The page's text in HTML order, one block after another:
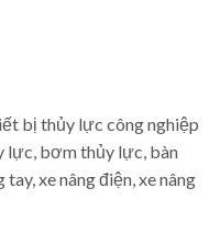
bị thủy lực công nghiệp
lực, bơm thủy lực, bàn
xe nâng điện, xe nâng